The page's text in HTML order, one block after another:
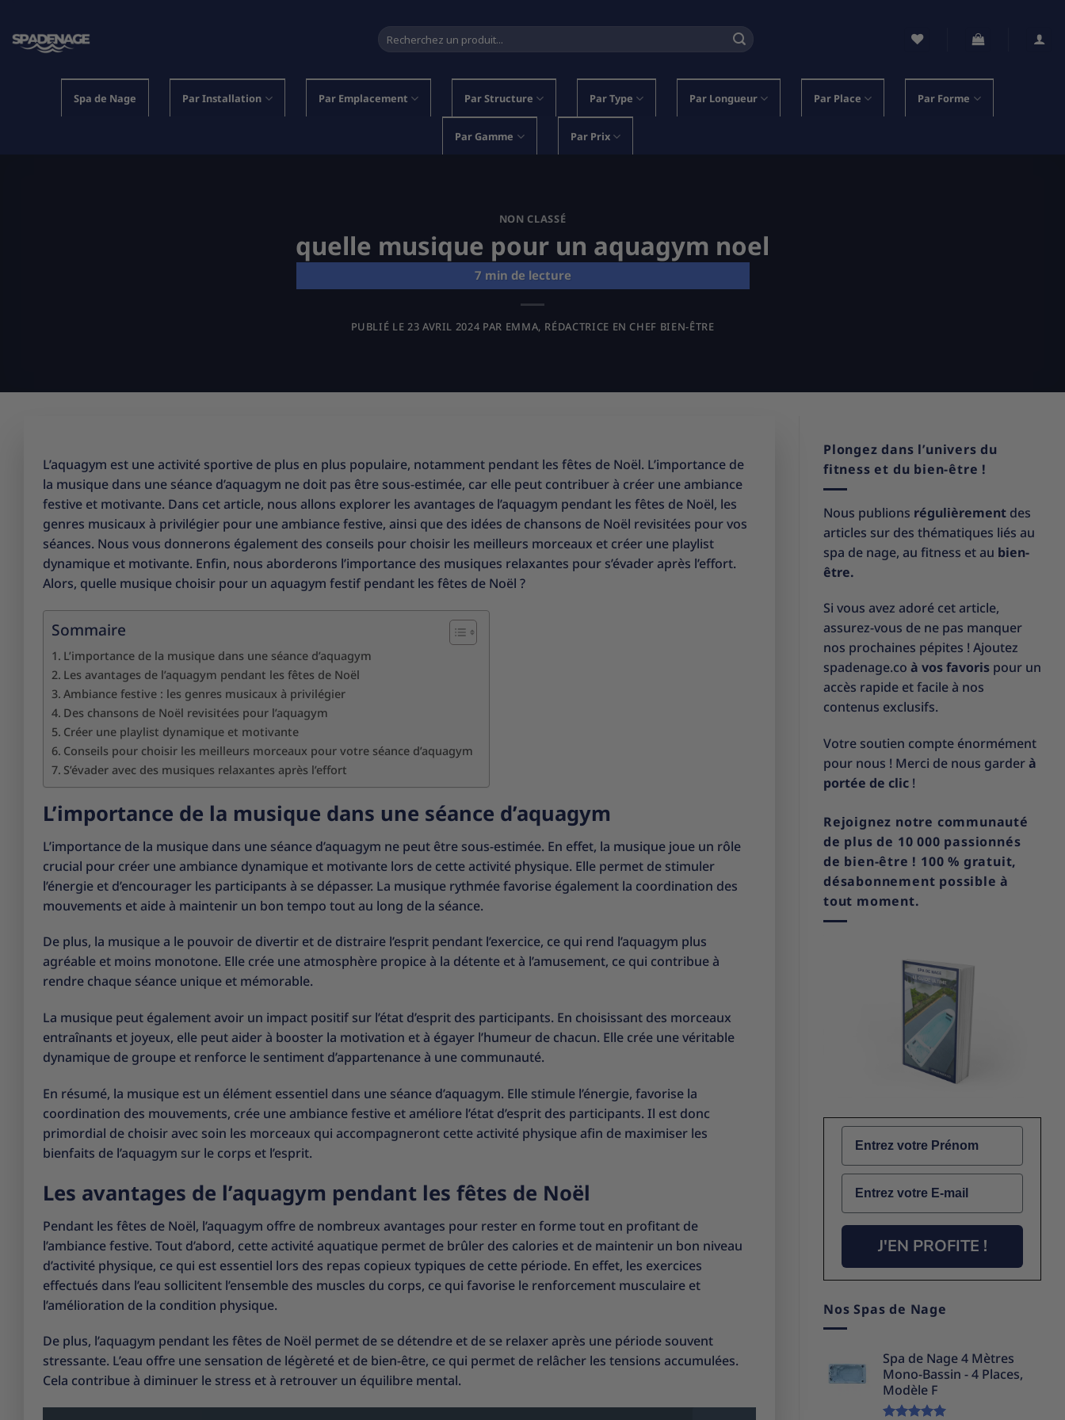
contenu
Recherche
pour :
Spa de Nage Par Installation Par Emplacement Par Structure Par Type Par Longueur Par Place Par Forme
Par Gamme Par Prix
NON CLASSÉ
quelle musique pour un aquagym noel
PUBLIÉ LE 23 AVRIL 2024 PAR EMMA, RÉDACTRICE EN CHEF BIEN-ÊTRE
L’aquagym est une activité sportive de plus en plus populaire, notamment pendant les fêtes de Noël. L’importance de
la musique dans une séance d’aquagym ne doit pas être sous-estimée, car elle peut contribuer à créer une ambiance
festive et motivante. Dans cet article, nous allons explorer les avantages de l’aquagym pendant les fêtes de Noël, les
genres musicaux à privilégier pour une ambiance festive, ainsi que des idées de chansons de Noël revisitées pour vos
séances. Nous vous donnerons également des conseils pour choisir les meilleurs morceaux et créer une playlist
dynamique et motivante. Enfin, nous aborderons l’importance des musiques relaxantes pour s’évader après l’effort.
Alors, quelle musique choisir pour un aquagym festif pendant les fêtes de Noël ?
Sommaire
L’importance de la musique dans une séance d’aquagym
Les avantages de l’aquagym pendant les fêtes de Noël
Ambiance festive : les genres musicaux à privilégier
Des chansons de Noël revisitées pour l’aquagym
Créer une playlist dynamique et motivante
Conseils pour choisir les meilleurs morceaux pour votre séance d’aquagym
S’évader avec des musiques relaxantes après l’effort
L’importance de la musique dans une séance d’aquagym
L’importance de la musique dans une séance d’aquagym ne peut être sous-estimée. En effet, la musique joue un rôle
crucial pour créer une ambiance dynamique et motivante lors de cette activité physique. Elle permet de stimuler
l’énergie et d’encourager les participants à se dépasser. La musique rythmée favorise également la coordination des
mouvements et aide à maintenir un bon tempo tout au long de la séance.
De plus, la musique a le pouvoir de divertir et de distraire l’esprit pendant l’exercice, ce qui rend l’aquagym plus
agréable et moins monotone. Elle crée une atmosphère propice à la détente et à l’amusement, ce qui contribue à
rendre chaque séance unique et mémorable.
La musique peut également avoir un impact positif sur l’état d’esprit des participants. En choisissant des morceaux
entraînants et joyeux, elle peut aider à booster la motivation et à égayer l’humeur de chacun. Elle crée une véritable
dynamique de groupe et renforce le sentiment d’appartenance à une communauté.
En résumé, la musique est un élément essentiel dans une séance d’aquagym. Elle stimule l’énergie, favorise la
coordination des mouvements, crée une ambiance festive et améliore l’état d’esprit des participants. Il est donc
primordial de choisir avec soin les morceaux qui accompagneront cette activité physique afin de maximiser les
bienfaits de l’aquagym sur le corps et l’esprit.
Les avantages de l’aquagym pendant les fêtes de Noël
Pendant les fêtes de Noël, l’aquagym offre de nombreux avantages pour rester en forme tout en profitant de
l’ambiance festive. Tout d’abord, cette activité aquatique permet de brûler des calories et de maintenir un bon niveau
d’activité physique, ce qui est essentiel lors des repas copieux typiques de cette période. En effet, les exercices
effectués dans l’eau sollicitent l’ensemble des muscles du corps, ce qui favorise le renforcement musculaire et
l’amélioration de la condition physique.
De plus, l’aquagym pendant les fêtes de Noël permet de se détendre et de se relaxer après une période souvent
stressante. L’eau offre une sensation de légèreté et de bien-être, ce qui permet de relâcher les tensions accumulées.
Cela contribue à diminuer le stress et à retrouver un équilibre mental.
Plongez dans l’univers du
fitness et du bien-être !
Nous publions régulièrement des
articles sur des thématiques liés au
spa de nage, au fitness et au bien-
être.
Si vous avez adoré cet article,
assurez-vous de ne pas manquer
nos prochaines pépites ! Ajoutez
spadenage.co à vos favoris pour un
accès rapide et facile à nos
contenus exclusifs.
Votre soutien compte énormément
pour nous ! Merci de nous garderà
portée de clic !
Rejoignez notre communauté
de plus de 10 000 passionnés
de bien-être ! 100 % gratuit,
désabonnement possible à
tout moment.
Name
Email
J'EN PROFITE !
Nos Spas de Nage
Spa de Nage 4 Mètres
Mono-Bassin - 4 Places,
Modèle F